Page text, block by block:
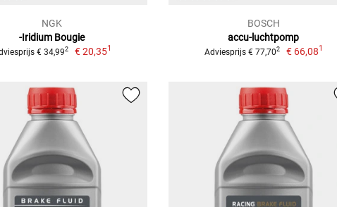
NGK
-Iridium Bougie
€ 34,992 € 20,351
BOSCH
accu-luchtpomp
Adviesprijs € 77,702 € 66,081